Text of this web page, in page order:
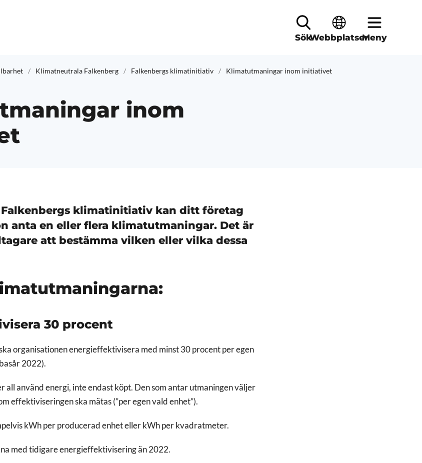
SökWebbplatserMeny
Klimatneutrala Falkenberg Falkenbergs klimatinitiativ Klimatutmaningar inom initiativet
inom
Falkenbergs klimatinitiativ kan ditt företag
anta en eller flera klimatutmaningar. Det är
att bestämma vilken eller vilka dessa
30 procent
organisationen energieffektivisera med minst 30 procent per egen
2022).
all använd energi, inte endast köpt. Den som antar utmaningen väljer
effektiviseringen ska mätas (”per egen vald enhet”).
kWh per producerad enhet eller kWh per kvadratmeter.
med tidigare energieffektivisering än 2022.